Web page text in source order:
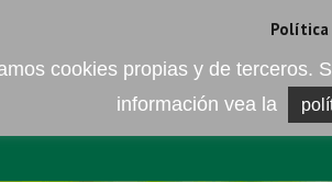
EMPRESA ELEMENTO DEL
Política
cookies propias y de terceros.
información vea la